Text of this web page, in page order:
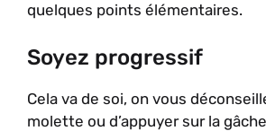
quelques points élémentaires.
Soyez progressif
Cela va de soi, on vous
molette ou d’appuyer sur la